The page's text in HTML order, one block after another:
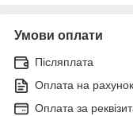
Умови оплати
Післяплата
Оплата на рахунок
Оплата за